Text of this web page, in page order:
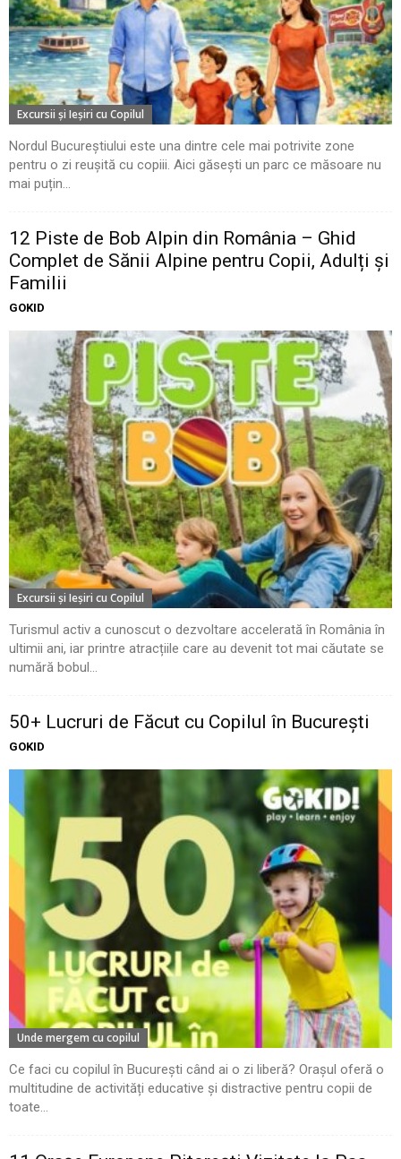
Excursii şi Ieşiri cu Copilul
Nordul Bucureștiului este una dintre cele mai potrivite zone
pentru o zi reușită cu copiii. Aici găsești un parc ce măsoare nu
mai puțin...
12 Piste de Bob Alpin din România – Ghid
Complet de Sănii Alpine pentru Copii, Adulți și
Familii
GOKID
Excursii şi Ieşiri cu Copilul
Turismul activ a cunoscut o dezvoltare accelerată în România în
ultimii ani, iar printre atracțiile care au devenit tot mai căutate se
numără bobul...
50+ Lucruri de Făcut cu Copilul în București
GOKID
Unde mergem cu copilul
Ce faci cu copilul în București când ai o zi liberă? Orașul oferă o
multitudine de activități educative și distractive pentru copii de
toate...